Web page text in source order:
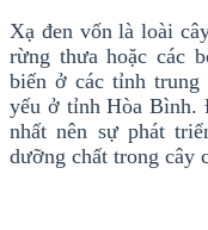
Xạ đen vốn là loài
rừng thưa hoặc các
biến ở các tỉnh
yếu ở tỉnh Hòa Bình.
nhất nên sự phát
dưỡng chất trong cây